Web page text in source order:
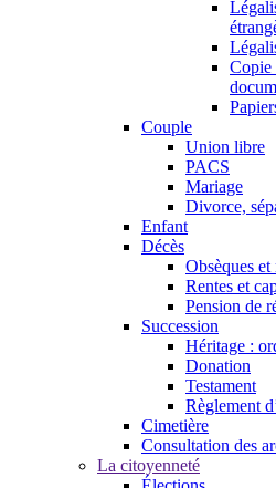
Copie
Couple
Union libre
PACS
Mariage
Divorce,
Enfant
Décès
Obsèques
Rentes et
Pension de
Succession
Héritage :
Donation
Testament
Règlement
Cimetière
Consultation des
La citoyenneté